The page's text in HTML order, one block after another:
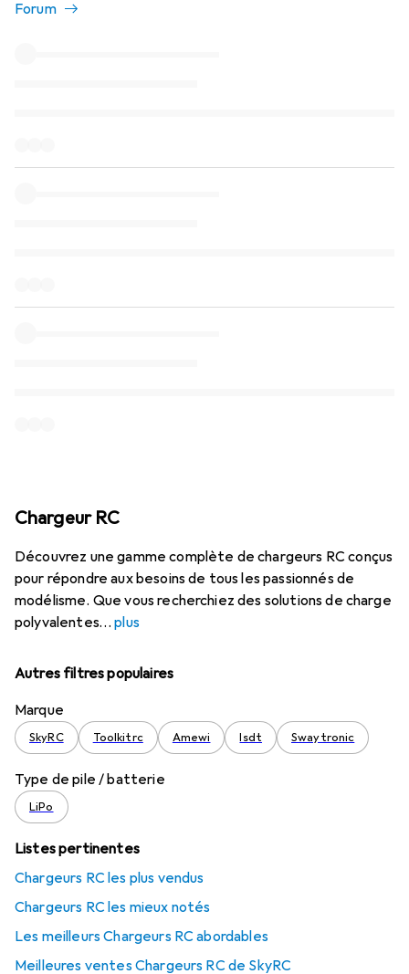
Forum
Chargeur RC
Découvrez une gamme complète de chargeurs RC conçus
pour répondre aux besoins de tous les passionnés de
modélisme. Que vous recherchiez des solutions de charge
polyvalentes
plus
Autres filtres populaires
Marque
SkyRC Toolkitrc Amewi Isdt Swaytronic
Type de pile / batterie
LiPo
Listes pertinentes
Chargeurs RC les plus vendus
Chargeurs RC les mieux notés
Les meilleurs Chargeurs RC abordables
Meilleures ventes Chargeurs RC de SkyRC